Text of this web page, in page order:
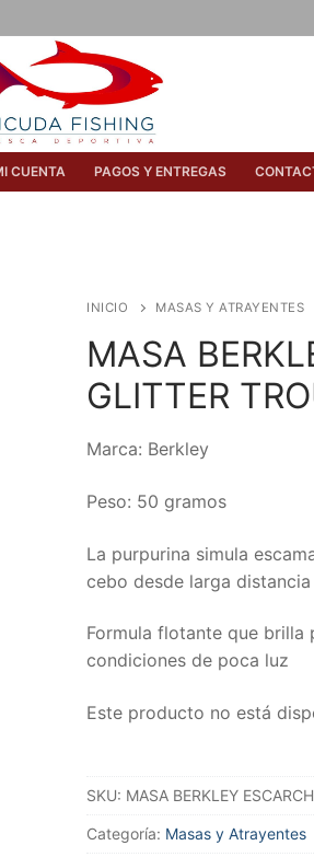
CUENTA PAGOS Y ENTREGAS
INICIO MASAS Y ATRAYENTES
MASA
GLITTER
Marca: Berkley
Peso: 50 gramos
La purpurina simula
cebo desde larga distancia
Formula flotante que
condiciones de poca luz
Este producto no está
SKU: MASA BERKLEY
Categoría: Masas y Atrayentes